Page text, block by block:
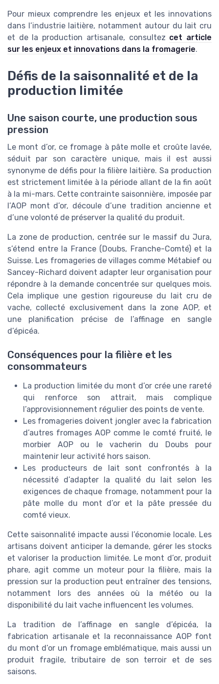
Pour mieux comprendre les enjeux et les innovations
dans l’industrie laitière, notamment autour du lait cru
et de la production artisanale, consultez cet article
sur les enjeux et innovations dans la fromagerie.
Défis de la saisonnalité et de la
production limitée
Une saison courte, une production sous
pression
Le mont d’or, ce fromage à pâte molle et croûte lavée,
séduit par son caractère unique, mais il est aussi
synonyme de défis pour la filière laitière. Sa production
est strictement limitée à la période allant de la fin août
à la mi-mars. Cette contrainte saisonnière, imposée par
l’AOP mont d’or, découle d’une tradition ancienne et
d’une volonté de préserver la qualité du produit.
La zone de production, centrée sur le massif du Jura,
s’étend entre la France (Doubs, Franche-Comté) et la
Suisse. Les fromageries de villages comme Métabief ou
Sancey-Richard doivent adapter leur organisation pour
répondre à la demande concentrée sur quelques mois.
Cela implique une gestion rigoureuse du lait cru de
vache, collecté exclusivement dans la zone AOP, et
une planification précise de l’affinage en sangle
d’épicéa.
Conséquences pour la filière et les
consommateurs
La production limitée du mont d’or crée une rareté
qui renforce son attrait, mais complique
l’approvisionnement régulier des points de vente.
Les fromageries doivent jongler avec la fabrication
d’autres fromages AOP comme le comté fruité, le
morbier AOP ou le vacherin du Doubs pour
maintenir leur activité hors saison.
Les producteurs de lait sont confrontés à la
nécessité d’adapter la qualité du lait selon les
exigences de chaque fromage, notamment pour la
pâte molle du mont d’or et la pâte pressée du
comté vieux.
Cette saisonnalité impacte aussi l’économie locale. Les
artisans doivent anticiper la demande, gérer les stocks
et valoriser la production limitée. Le mont d’or, produit
phare, agit comme un moteur pour la filière, mais la
pression sur la production peut entraîner des tensions,
notamment lors des années où la météo ou la
disponibilité du lait vache influencent les volumes.
La tradition de l’affinage en sangle d’épicéa, la
fabrication artisanale et la reconnaissance AOP font
du mont d’or un fromage emblématique, mais aussi un
produit fragile, tributaire de son terroir et de ses
saisons.